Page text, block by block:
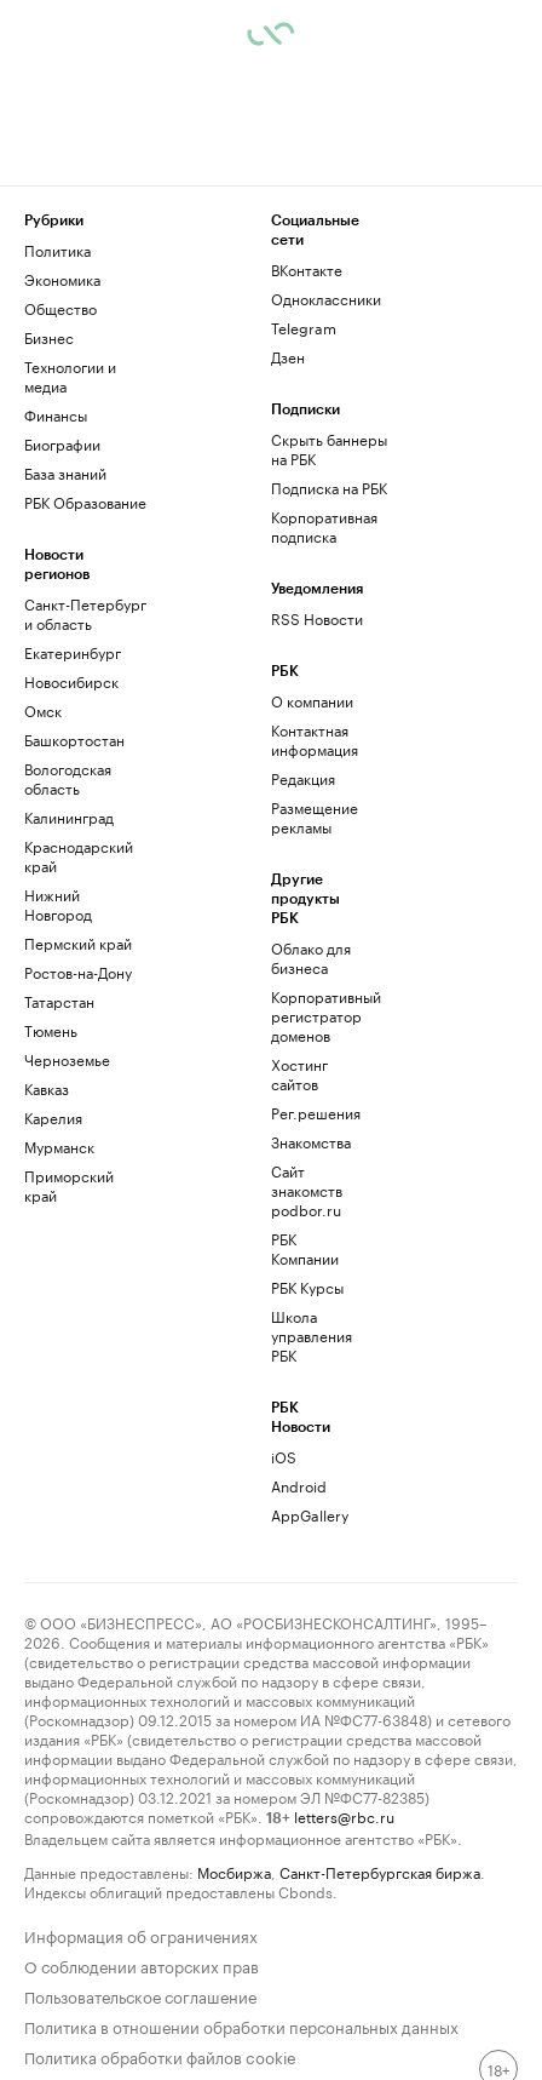
Рубрики
Политика
Экономика
Общество
Бизнес
Технологии и
медиа
Финансы
Биографии
База знаний
РБК Образование
Новости
регионов
Санкт-Петербург
и область
Екатеринбург
Новосибирск
Омск
Башкортостан
Вологодская
область
Калининград
Краснодарский
край
Нижний
Новгород
Пермский край
Ростов-на-Дону
Татарстан
Тюмень
Черноземье
Кавказ
Карелия
Мурманск
Приморский
край
Социальные
сети
ВКонтакте
Одноклассники
Telegram
Дзен
Подписки
Скрыть баннеры
на РБК
Подписка на РБК
Корпоративная
подписка
Уведомления
RSS Новости
РБК
О компании
Контактная
информация
Редакция
Размещение
рекламы
Другие
продукты
РБК
Облако для
бизнеса
Корпоративный
регистратор
доменов
Хостинг
сайтов
Рег.решения
Знакомства
Сайт
знакомств
podbor.ru
РБК
Компании
РБК Курсы
Школа
управления
РБК
РБК
Новости
iOS
Android
AppGallery
© ООО «БИЗНЕСПРЕСС», АО «РОСБИЗНЕСКОНСАЛТИНГ», 1995–
2026. Сообщения и материалы информационного агентства «РБК»
(свидетельство о регистрации средства массовой информации
выдано Федеральной службой по надзору в сфере связи,
информационных технологий и массовых коммуникаций
(Роскомнадзор) 09.12.2015 за номером ИА №ФС77-63848) и сетевого
издания «РБК» (свидетельство о регистрации средства массовой
информации выдано Федеральной службой по надзору в сфере связи,
информационных технологий и массовых коммуникаций
(Роскомнадзор) 03.12.2021 за номером ЭЛ №ФС77-82385)
сопровождаются пометкой «РБК».
18+ letters@rbc.ru
Владельцем сайта является информационное агентство «РБК».
Данные предоставлены: Мосбиржа Санкт-Петербургская биржа
Индексы облигаций предоставлены Cbonds.
Информация об ограничениях
О соблюдении авторских прав
Пользовательское соглашение
Политика в отношении обработки персональных данных
Политика обработки файлов cookie
18+